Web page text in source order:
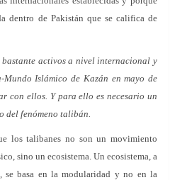
dentro de Pakistán que se califica de
activos a nivel internacional y
Islámico de Kazán en mayo de
con ellos. Y para ello es necesario un
del fenómeno talibán.
los talibanes no son un movimiento
sino un ecosistema. Un ecosistema, a
se basa en la modularidad y no en la